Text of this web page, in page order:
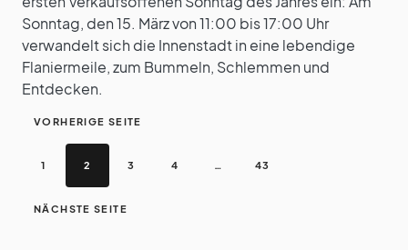
Sonntag, den 15. März von 11:00 bis 17:00 Uhr
verwandelt sich die Innenstadt in eine lebendige
Flaniermeile, zum Bummeln, Schlemmen und
Entdecken.
VORHERIGE SEITE
1 2 3 4 … 43
NÄCHSTE SEITE